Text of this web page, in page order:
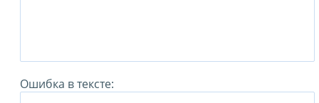
Ошибка в тексте: